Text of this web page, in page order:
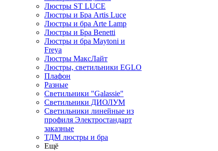
Люстры ST LUCE
Люстры и Бра Artis Luce
Люстры и бра Arte Lamp
Люстры и Бра Benetti
Люстры и бра Maytoni и
Freya
Люстры МаксЛайт
Люстры, светильники EGLO
Плафон
Разные
Светильники "Galassie"
Светильники ДИОЛУМ
Светильники линейные из
профиля Электростандарт
заказные
ТДМ люстры и бра
Ещё